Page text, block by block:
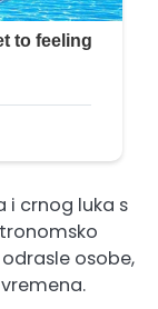
i crnog luka s
osobe,